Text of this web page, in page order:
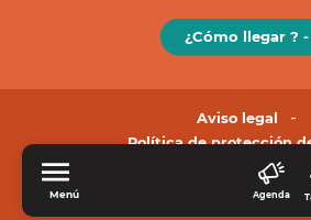
Menú Agenda
¿Cómo llegar ? -
Aviso legal
Política de protección